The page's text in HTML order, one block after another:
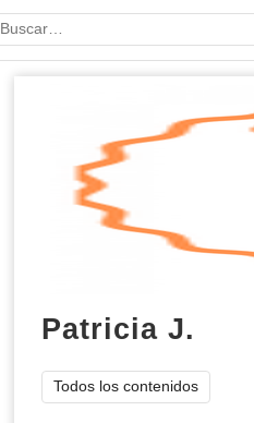
Palabra o frase:
Patricia J.
Todos los contenidos